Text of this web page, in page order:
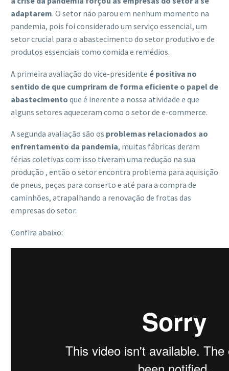
adaptarem. O setor não parou em nenhum momento na
pandemia, pois foi considerado um serviço essencial, um
setor crucial para o abastecimento do setor produtivo e de
produtos essenciais como comida e remédios.
A primeira avaliação do vice-presidente é positiva no
sentido de que cumpriram de forma eficiente o papel de
abastecimento que é inerente a nossa atividade e que
alguns setores aqueceram como o setor de e-commerce.
A segunda avaliação são os problemas relacionados ao
enfrentamento da pandemia, muitas fábricas deram
férias coletivas com isso tiveram uma redução na sua
produção , então o setor encontra problema para aquisição
de pneus, peças para conserto e até para a compra de
caminhões, atrapalhando a renovação de frotas das
empresas do setor.
Confira abaixo: